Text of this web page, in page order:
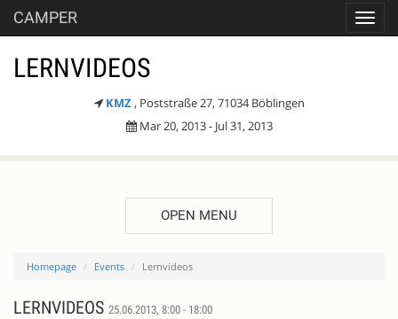
CAMPER
LERNVIDEOS
KMZ , Poststraße 27, 71034 Böblingen
Mar 20, 2013 - Jul 31, 2013
OPEN MENU
Homepage Events Lernvideos
LERNVIDEOS 25.06.2013, 8:00 - 18:00